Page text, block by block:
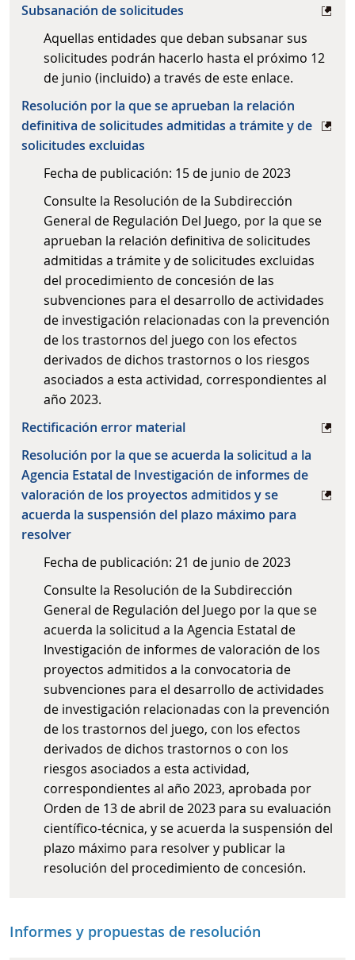
Subsanación de solicitudes
Aquellas entidades que deban subsanar sus
solicitudes podrán hacerlo hasta el próximo 12
de junio (incluido) a través de este enlace.
Resolución por la que se aprueban la relación
definitiva de solicitudes admitidas a trámite y de
solicitudes excluidas
Fecha de publicación: 15 de junio de 2023
Consulte la Resolución de la Subdirección
General de Regulación Del Juego, por la que se
aprueban la relación definitiva de solicitudes
admitidas a trámite y de solicitudes excluidas
del procedimiento de concesión de las
subvenciones para el desarrollo de actividades
de investigación relacionadas con la prevención
de los trastornos del juego con los efectos
derivados de dichos trastornos o los riesgos
asociados a esta actividad, correspondientes al
año 2023.
Rectificación error material
Resolución por la que se acuerda la solicitud a la
Agencia Estatal de Investigación de informes de
valoración de los proyectos admitidos y se
acuerda la suspensión del plazo máximo para
resolver
Fecha de publicación: 21 de junio de 2023
Consulte la Resolución de la Subdirección
General de Regulación del Juego por la que se
acuerda la solicitud a la Agencia Estatal de
Investigación de informes de valoración de los
proyectos admitidos a la convocatoria de
subvenciones para el desarrollo de actividades
de investigación relacionadas con la prevención
de los trastornos del juego, con los efectos
derivados de dichos trastornos o con los
riesgos asociados a esta actividad,
correspondientes al año 2023, aprobada por
Orden de 13 de abril de 2023 para su evaluación
científico-técnica, y se acuerda la suspensión del
plazo máximo para resolver y publicar la
resolución del procedimiento de concesión.
Informes y propuestas de resolución